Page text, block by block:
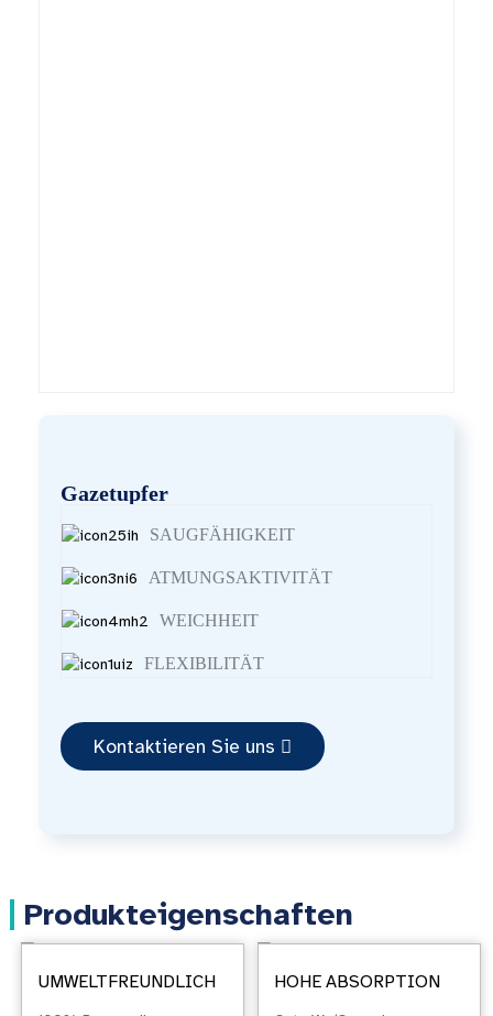
Gazetupfer
SAUGFÄHIGKEIT
ATMUNGSAKTIVITÄT
WEICHHEIT
FLEXIBILITÄT
Kontaktieren Sie uns
Produkteigenschaften
UMWELTFREUNDLICH HOHE ABSORPTION